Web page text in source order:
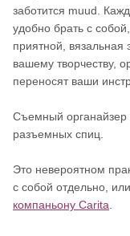
заботится muud.
удобно брать с
приятной, вязальная
вашему творчеству,
переносят ваши
Съемный органайзер
разъемных спиц.
Это невероятном
с собой отдельно,
компаньону Carita